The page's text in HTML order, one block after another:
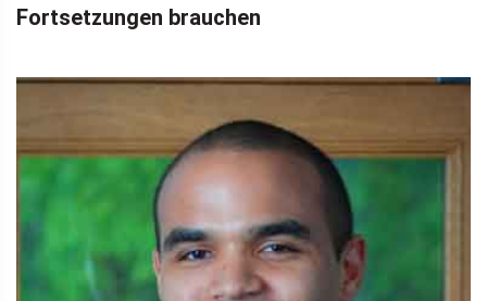
Fortsetzungen brauchen